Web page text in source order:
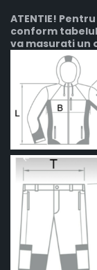
ATENTIE!
conform
va masurati un